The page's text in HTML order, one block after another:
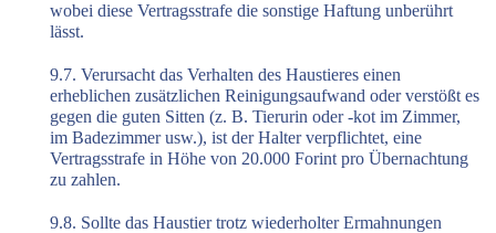
wobei diese Vertragsstrafe die sonstige Haftung unberührt
lässt.
9.7. Verursacht das Verhalten des Haustieres einen
erheblichen zusätzlichen Reinigungsaufwand oder verstößt es
gegen die guten Sitten (z. B. Tierurin oder -kot im Zimmer,
im Badezimmer usw.), ist der Halter verpflichtet, eine
Vertragsstrafe in Höhe von 20.000 Forint pro Übernachtung
zu zahlen.
9.8. Sollte das Haustier trotz wiederholter Ermahnungen